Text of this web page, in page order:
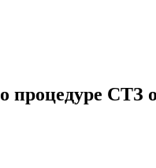
процедуре